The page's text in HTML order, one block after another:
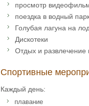
просмотр
поездка в водный
Голубая лагуна на
Дискотеки
Отдых и развлечение
Спортивные
Каждый день:
плавание